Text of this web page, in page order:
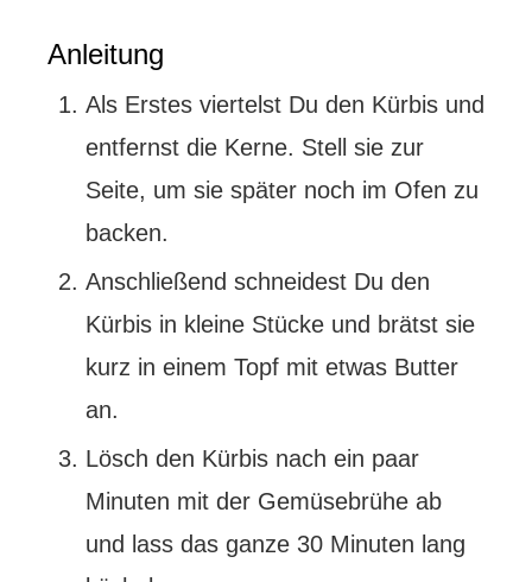
Anleitung
Als Erstes viertelst Du den Kürbis und
entfernst die Kerne. Stell sie zur
Seite, um sie später noch im Ofen zu
backen.
Anschließend schneidest Du den
Kürbis in kleine Stücke und brätst sie
kurz in einem Topf mit etwas Butter
an.
Lösch den Kürbis nach ein paar
Minuten mit der Gemüsebrühe ab
und lass das ganze 30 Minuten lang